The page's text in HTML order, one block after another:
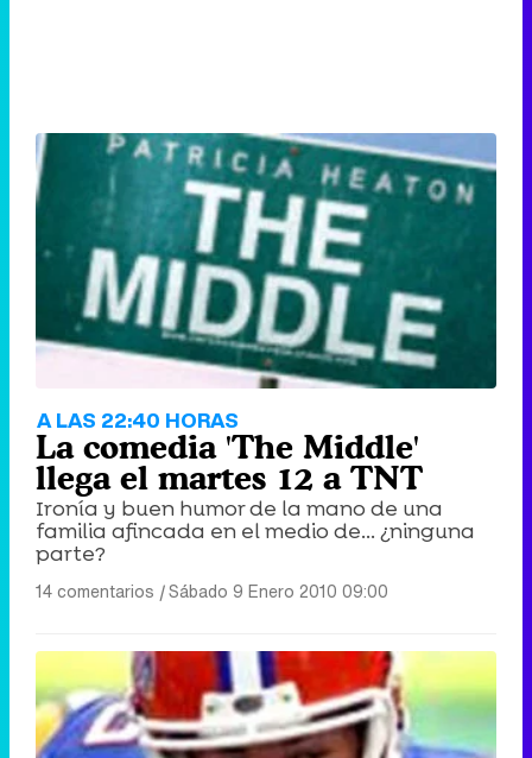
A LAS 22:40 HORAS
La comedia 'The Middle'
llega el martes 12 a TNT
Ironía y buen humor de la mano de una
familia afincada en el medio de... ¿ninguna
parte?
14 comentarios |Sábado 9 Enero 2010 09:00